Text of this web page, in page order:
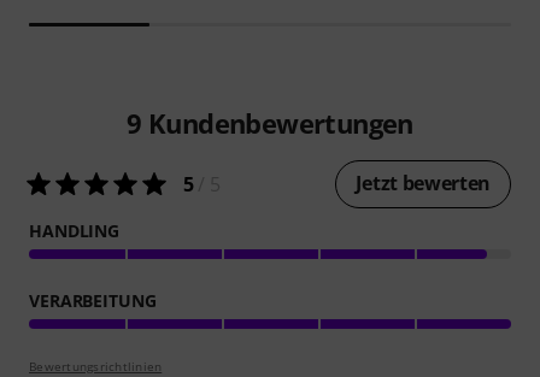
9 Kundenbewertungen
5/ 5 Jetzt bewerten
HANDLING
VERARBEITUNG
Bewertungsrichtlinien